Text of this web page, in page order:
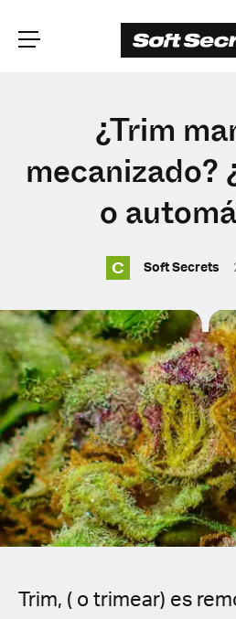
ELIGE TU
UBICACIÓN
English (United
English (United
Spanish (Spain)
Spanish (Latin
German
French
Czech
¿Trim
mecanizado?
o
C Soft Secrets
Trim, ( o trimear) es